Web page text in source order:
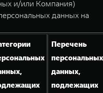
TANK 700
Сила признания
от 10 199 000 ₽
и/или Компания)
данных на
Перечень
персональных
данных,
подлежащих